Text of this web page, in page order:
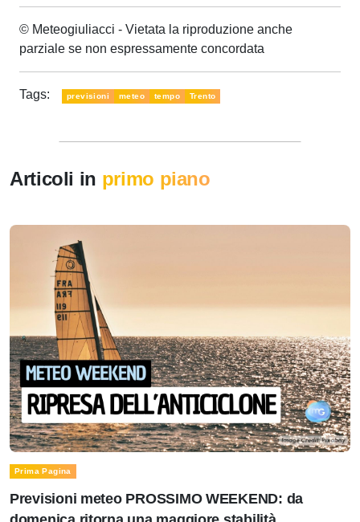
© Meteogiuliacci - Vietata la riproduzione anche
parziale se non espressamente concordata
Tags: previsioni meteo tempo Trento
Articoli in primo piano
Prima Pagina
Previsioni meteo PROSSIMO WEEKEND: da